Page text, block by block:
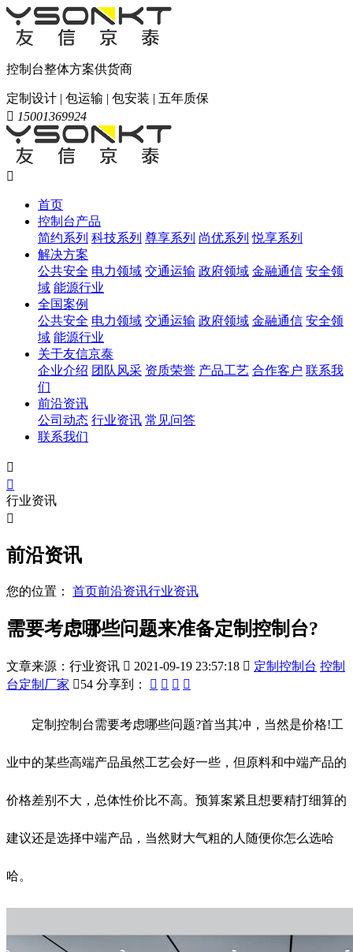
控制台整体方案供货商
定制设计 | 包运输 | 包安装 | 五年质保
 15001369924

首页
控制台产品
简约系列 科技系列 尊享系列 尚优系列 悦享系列
解决方案
公共安全 电力领域 交通运输 政府领域 金融通信 安全领
域 能源行业
全国案例
公共安全 电力领域 交通运输 政府领域 金融通信 安全领
域 能源行业
关于友信京泰
企业介绍 团队风采 资质荣誉 产品工艺 合作客户 联系我
们
前沿资讯
公司动态 行业资讯 常见问答
联系我们


行业资讯

前沿资讯
您的位置： 首页前沿资讯行业资讯
需要考虑哪些问题来准备定制控制台?
文章来源：行业资讯  2021-09-19 23:57:18  定制控制台 控制
台定制厂家 54 分享到：    
定制控制台需要考虑哪些问题?首当其冲，当然是价格!工
业中的某些高端产品虽然工艺会好一些，但原料和中端产品的
价格差别不大，总体性价比不高。预算案紧且想要精打细算的
建议还是选择中端产品，当然财大气粗的人随便你怎么选哈
哈。